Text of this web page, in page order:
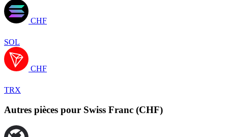
CHF
SOL
CHF
TRX
Autres pièces pour Swiss Franc (CHF)